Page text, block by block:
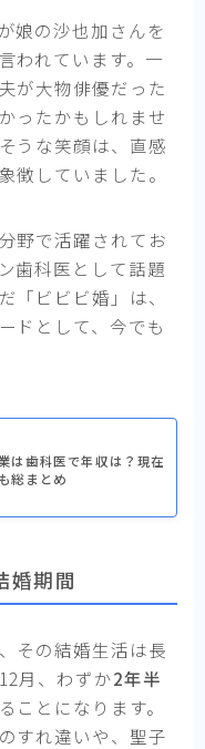
娘の沙也加さんを
われています。一
が大物俳優だった
ったかもしれませ
うな笑顔は、直感
徴していました。
野で活躍されてお
歯科医として話題
「ビビビ婚」は、
ドとして、今でも
は歯科医で年収は？現在
総まとめ
婚期間
その結婚生活は長
月、わずか2年半
ことになります。
すれ違いや、聖子